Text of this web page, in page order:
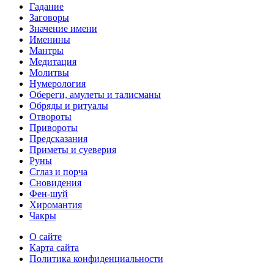
Гадание
Заговоры
Значение имени
Именины
Мантры
Медитация
Молитвы
Нумерология
Обереги, амулеты и талисманы
Обряды и ритуалы
Отвороты
Привороты
Предсказания
Приметы и суеверия
Руны
Сглаз и порча
Сновидения
Фен-шуй
Хиромантия
Чакры
О сайте
Карта сайта
Политика конфиденциальности